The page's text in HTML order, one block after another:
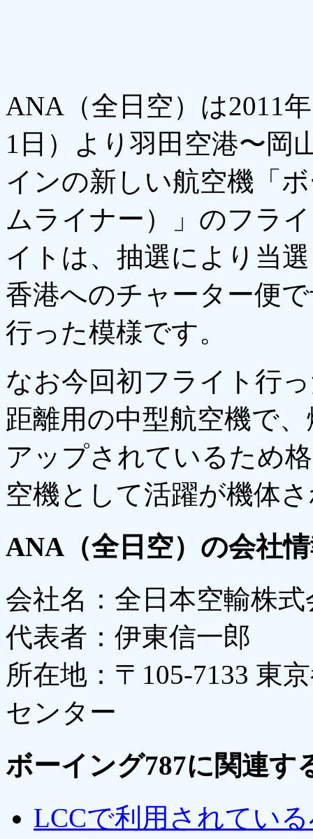
ANA（全日空）は2011
1日）より羽田空港〜岡
インの新しい航空機「
ムライナー）」のフラ
イトは、抽選により当
香港へのチャーター便
行った模様です。
なお今回初フライト行
距離用の中型航空機で
アップされているため
空機として活躍が機体
ANA（全日空）の会社
会社名：全日本空輸株式
代表者：伊東信一郎
所在地：〒105-7133 東
センター
ボーイング787に関連す
LCCで利用されてい